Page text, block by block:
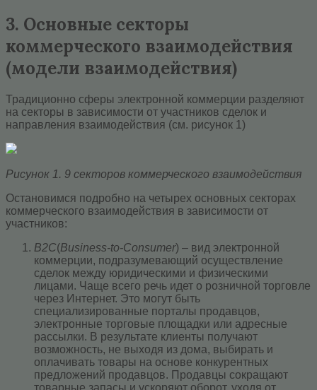
3. Основные секторы
коммерческого взаимодействия
(модели взаимодействия)
Традиционно сферы электронной коммерции разделяют
на секторы в зависимости от участников сделок и
направления взаимодействия (см. рисунок 1)
Рисунок 1. 9 секторов коммерческого взаимодействия
Остановимся подробно на четырех основных секторах
коммерческого взаимодействия в зависимости от
участников:
B2C(Business-to-Consumer) – вид электронной
коммерции, подразумевающий осуществление
сделок между юридическими и физическими
лицами. Чаще всего речь идет о розничной торговле
через Интернет. Это могут быть
специализированные порталы продавцов,
электронные торговые площадки или адресные
рассылки. В результате клиенты получают
возможность, не выходя из дома, выбирать и
оплачивать товары на основе конкурентных
предложений продавцов. Продавцы сокращают